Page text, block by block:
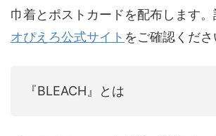
巾着とポストカードを配布します
オぴえろ公式サイト をご確認くださ
『BLEACH』とは